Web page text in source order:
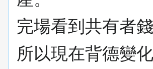
完場看到共有者
所以現在背德變